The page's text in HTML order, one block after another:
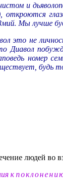
и
откроются
Мы лучше
это не
номер
людей
к